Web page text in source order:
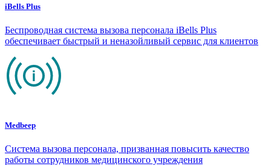
iBells Plus
Беспроводная система вызова персонала iBells Plus
обеспечивает быстрый и неназойливый сервис для клиентов
Medbeep
Система вызова персонала, призванная повысить качество
работы сотрудников медицинского учреждения